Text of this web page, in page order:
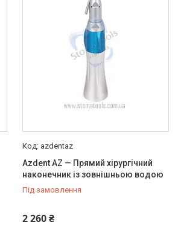
azdentaz
Azdent AZ — Прямий хірургічний
наконечник із зовнішньою водою
Під замовлення
2 260 ₴